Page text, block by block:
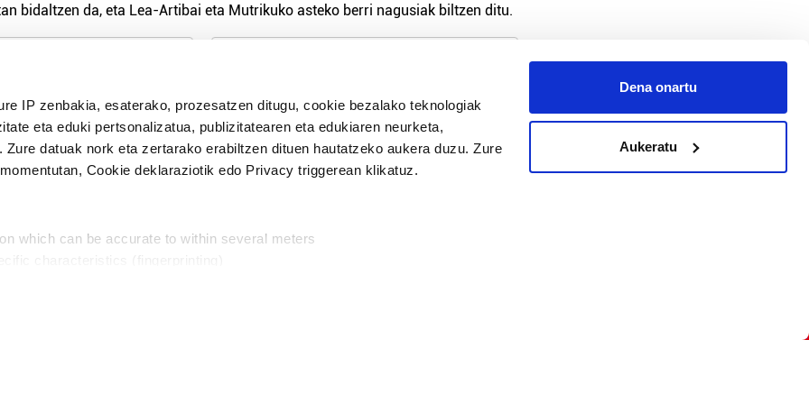
IP zenbakia, esaterako, prozesatzen ditugu, cookie bezalako teknologiak
eta eduki pertsonalizatua, publizitatearen eta edukiaren neurketa,
datuak nork eta zertarako erabiltzen dituen hautatzeko aukera duzu. Zure
Cookie deklaraziotik edo Privacy triggerean klikatuz.
which can be accurate to within several meters
Dena onartu
Aukeratu
bidaltzen da, eta Lea-Artibai eta Mutrikuko asteko berri nagusiak biltzen ditu.
Harpidetu
modu librean kontatzea da gure eginkizuna. Horretarako zure ekarpena